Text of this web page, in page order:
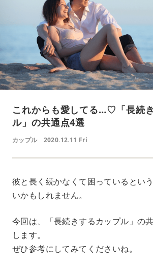
これからも愛してる…♡「長続
ル」の共通点4選
カップル 2020.12.11 Fri
彼と長く続かなくて困っているとい
いかもしれません。
今回は、「長続きするカップル」の
します。
ぜひ参考にしてみてくださいね。